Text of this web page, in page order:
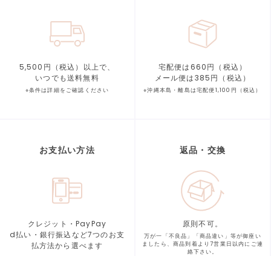
5,500円（税込）以上で、
いつでも送料無料
※条件は詳細をご確認ください
宅配便は660円（税込）
メール便は385円（税込）
※沖縄本島・離島は宅配便1,100円（税込）
お支払い方法
クレジット・PayPay
d払い・銀行振込など7つのお支
払方法から選べます
返品・交換
原則不可。
万が一「不良品」「商品違い」等が御座い
ましたら、商品到着より7営業日以内にご連
絡下さい。